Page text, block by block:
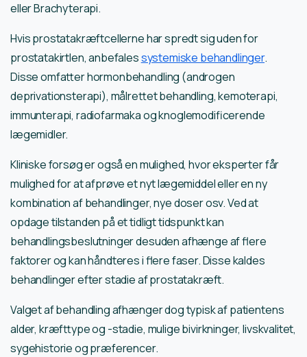
eller Brachyterapi.
Hvis prostatakræftcellerne har spredt sig uden for
prostatakirtlen, anbefalessystemiske behandlinger.
Disse omfatter hormonbehandling (androgen
deprivationsterapi), målrettet behandling, kemoterapi,
immunterapi, radiofarmaka og knoglemodificerende
lægemidler.
Kliniske forsøg er også en mulighed, hvor eksperter får
mulighed for at afprøve et nyt lægemiddel eller en ny
kombination af behandlinger, nye doser osv. Ved at
opdage tilstanden på et tidligt tidspunkt kan
behandlingsbeslutninger desuden afhænge af flere
faktorer og kan håndteres i flere faser. Disse kaldes
behandlinger efter stadie af prostatakræft.
Valget af behandling afhænger dog typisk af patientens
alder, kræfttype og -stadie, mulige bivirkninger, livskvalitet,
sygehistorie og præferencer.